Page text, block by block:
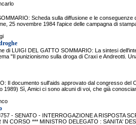
Scheda sulla diffusione e le conseguenze
25 novembre 1984 l'apice delle campagna di
di LUIGI DEL GATTO SOMMARIO: La sintesi
"Il punizionismo sulla droga di Craxi e Andreotti.
Il documento sull'aids approvato dal congresso del
1989) Sì, Amici ci sono alcuni di voi, che già
- SENATO - INTERROGAZIONE A RISPOSTA
CORSO *** MINISTRO DELEGATO : SANITA'